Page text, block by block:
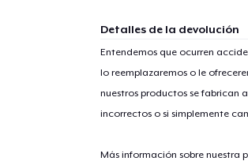
Detalles de la devolución
Entendemos que ocurren
lo reemplazaremos o le
nuestros productos se fabrican
incorrectos o si simplemente
Más información sobre nuestra